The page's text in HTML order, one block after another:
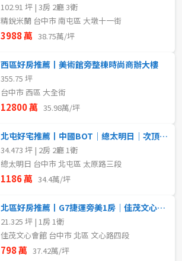
102.91 坪 | 3房 2廳 3衛
精銳米蘭 台中市 南屯區 大墩十一街
3988 萬 38.75萬/坪
西區好房推薦丨美術館旁整棟時尚商辦大樓
355.75 坪
台中市 西區 大全街
12800 萬 35.98萬/坪
北屯好宅推薦丨中國BOT｜總太明日｜次頂樓｜大兩房平車
34.473 坪 | 2房 2廳 1衛
總太明日 台中市 北屯區 太原路三段
1186 萬 34.4萬/坪
北區好房推薦丨G7捷運旁美1房｜佳茂文心會館｜投資自住首選
21.325 坪 | 1房 1衛
佳茂文心會館 台中市 北區 文心路四段
798 萬 37.42萬/坪